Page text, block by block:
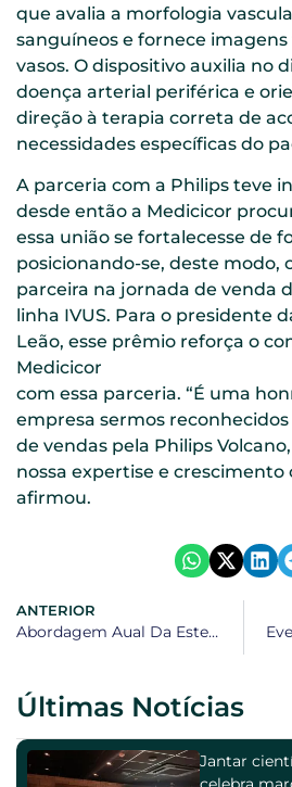
que avalia a morfologia
sanguíneos e fornece imagens
vasos. O dispositivo auxilia no
doença arterial periférica e
direção à terapia correta de
necessidades específicas do
A parceria com a Philips teve
desde então a Medicicor
essa união se fortalecesse de
posicionando-se, deste modo,
parceira na jornada de venda
linha IVUS. Para o presidente
Leão, esse prêmio reforça o
Medicicor
com essa parceria. “É uma
empresa sermos
de vendas pela Philips
nossa expertise e crescimento
afirmou.
ANTERIOR
Abordagem Aual Da Estenose Aórtica Foi Tema De Workshop
Últimas Notícias
Jantar